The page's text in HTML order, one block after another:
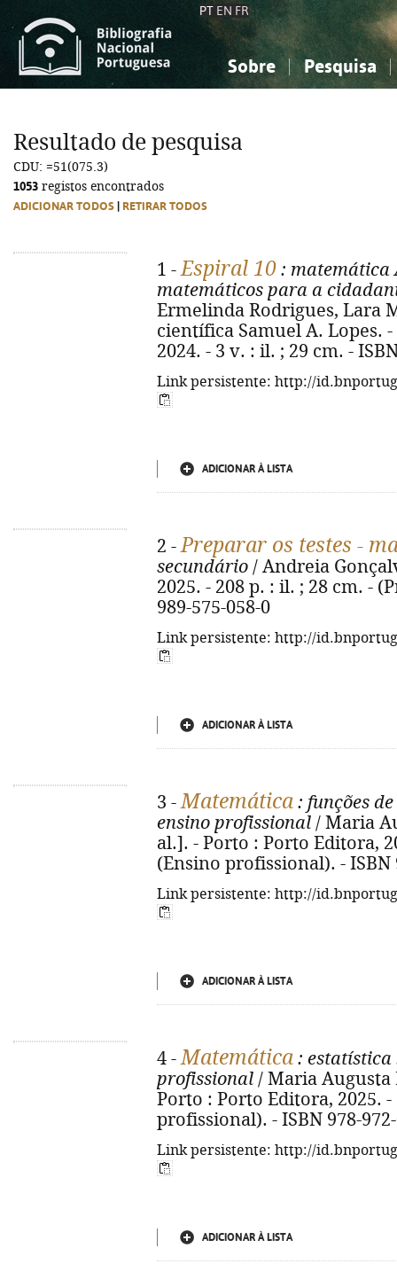
PT EN FR
Sobre Pesquisa
Ciências sociais...
Ciências sociais...
Resultado de pesquisa
CDU: =51(075.3)
1053 registos encontrados
ADICIONAR TODOS RETIRAR TODOS
1 -Espiral 10 : matemática
matemáticos para a
Ermelinda Rodrigues, Lara
científica Samuel A. Lopes.
2024. - 3 v. : il. ; 29 cm. -
Link persistente: http://
ADICIONAR À LISTA
2 -Preparar os testes -
secundário / Andreia
2025. - 208 p. : il. ; 28 cm. -
989-575-058-0
Link persistente: http://
ADICIONAR À LISTA
3 -Matemática : funções
ensino profissional / Maria
al.]. - Porto : Porto Editora,
(Ensino profissional). - ISBN
Link persistente: http://
ADICIONAR À LISTA
4 -Matemática : estatística
profissional / Maria Augusta
Porto : Porto Editora, 2025.
profissional). - ISBN 978-
Link persistente: http://
ADICIONAR À LISTA